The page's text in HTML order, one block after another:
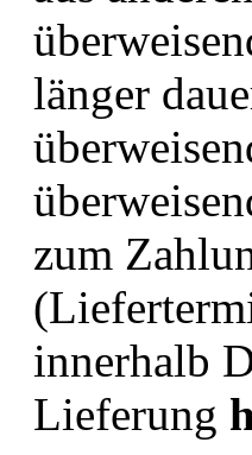
länger
zum
innerhalb
Lieferung